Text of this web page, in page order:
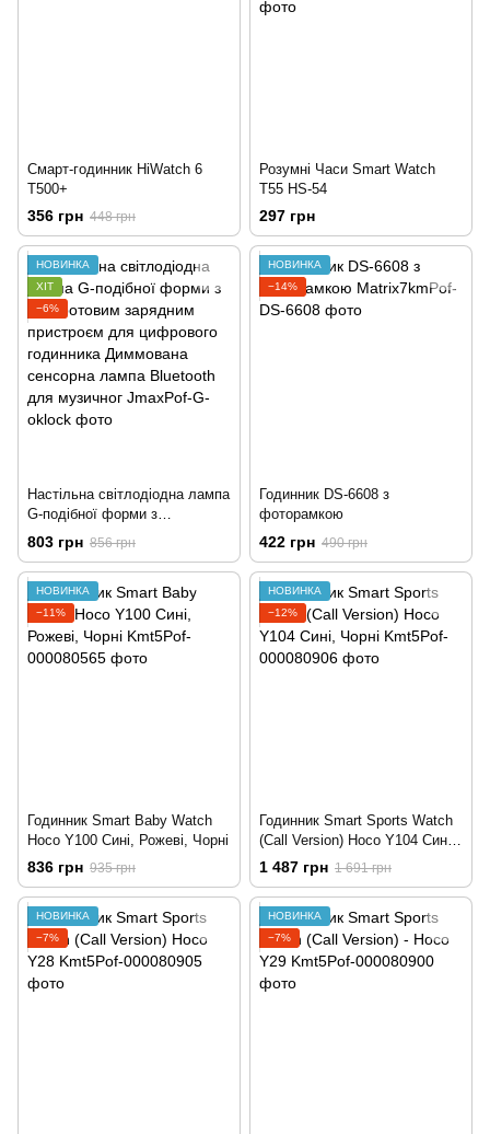
Смарт-годинник HiWatch 6
T500+
356 грн 448 грн
Розумні Часи Smart Watch
T55 HS-54
297 грн
НОВИНКА
ХІТ
−6%
Настільна світлодіодна лампа
G-подібної форми з
бездротовим зарядним
пристроєм для цифрового
годинника Диммована
сенсорна лампа Bluetooth для
музичног
803 грн 856 грн
НОВИНКА
−14%
Годинник DS-6608 з
фоторамкою
422 грн 490 грн
НОВИНКА
−11%
Годинник Smart Baby Watch
Hoco Y100 Сині, Рожеві, Чорні
836 грн 935 грн
НОВИНКА
−12%
Годинник Smart Sports Watch
(Call Version) Hoco Y104 Сині,
Чорні
1 487 грн 1 691 грн
НОВИНКА
−7%
НОВИНКА
−7%